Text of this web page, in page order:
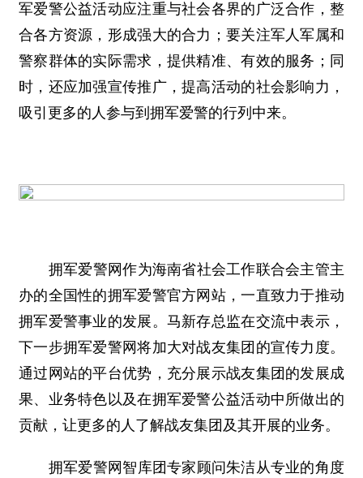
军爱警公益活动应注重与社会各界的广泛合作，整
合各方资源，形成强大的合力；要关注军人军属和
警察群体的实际需求，提供精准、有效的服务；同
时，还应加强宣传推广，提高活动的社会影响力，
吸引更多的人参与到拥军爱警的行列中来。
拥军爱警网作为海南省社会工作联合会主管主
办的全国性的拥军爱警官方网站，一直致力于推动
拥军爱警事业的发展。马新存总监在交流中表示，
下一步拥军爱警网将加大对战友集团的宣传力度。
通过网站的平台优势，充分展示战友集团的发展成
果、业务特色以及在拥军爱警公益活动中所做出的
贡献，让更多的人了解战友集团及其开展的业务。
拥军爱警网智库团专家顾问朱洁从专业的角度